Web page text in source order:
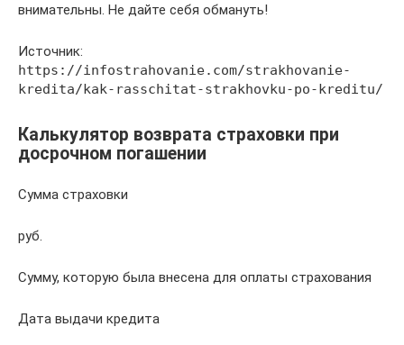
внимательны. Не дайте себя обмануть!
Источник:
https://infostrahovanie.com/strakhovanie-
kredita/kak-rasschitat-strakhovku-po-kreditu/
Калькулятор возврата страховки при
досрочном погашении
Сумма страховки
руб.
Сумму, которую была внесена для оплаты страхования
Дата выдачи кредита